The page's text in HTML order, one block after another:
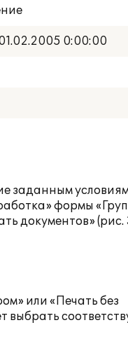
0:00:00
заданным
формы
документов» (рис.
или «Печать без
выбрать